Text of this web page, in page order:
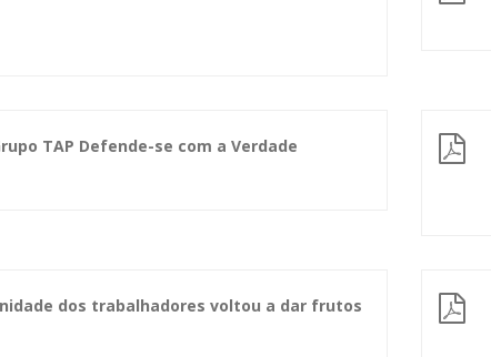
TAP Defende-se com a Verdade
dos trabalhadores voltou a dar frutos